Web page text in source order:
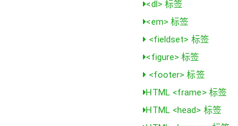
<dl> 标签
<em> 标签
<fieldset> 标签
<figure> 标签
<footer> 标签
HTML <frame> 标签
HTML <head> 标签